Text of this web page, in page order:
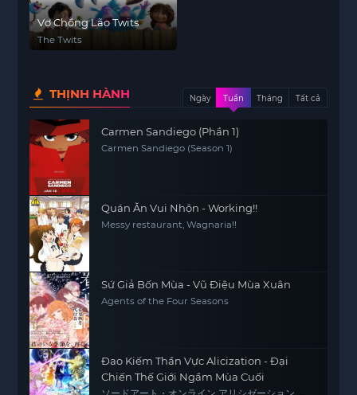
Vợ Chồng Lão Twits
The Twits
THỊNH HÀNH Ngày Tuần Tháng Tất cả
Carmen Sandiego (Phần 1)
Carmen Sandiego (Season 1)
Quán Ăn Vui Nhộn - Working!!
Messy restaurant, Wagnaria!!
Sứ Giả Bốn Mùa - Vũ Điệu Mùa Xuân
Agents of the Four Seasons
Đao Kiếm Thần Vực Alicization - Đại
Chiến Thế Giới Ngầm Mùa Cuối